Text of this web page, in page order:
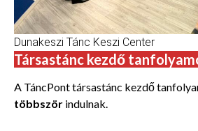
Dunakeszi Tánc Keszi Center
Társastánc kezdő
A TáncPont társastánc kezdő
többször indulnak.